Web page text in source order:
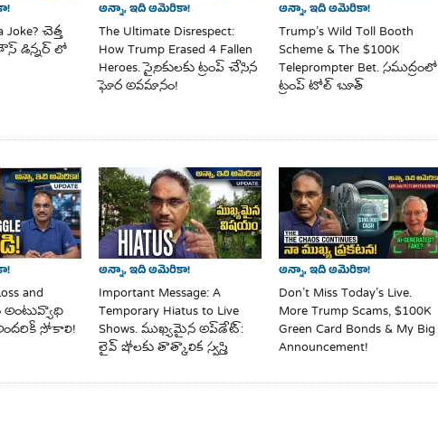
చెత్త
డిన్నర్ లో
అన్నా, ఇది అమెరికా!
The Ultimate Disrespect:
How Trump Erased 4 Fallen
Heroes. సైనికులకు ట్రంప్ చేసిన
ఘోర అవమానం!
అన్నా, ఇది అమెరికా!
Trump’s Wild Toll Booth
Scheme & The $100K
Teleprompter Bet. సముద్రంలో
ట్రంప్ టోల్ బూత్
and
అంటువ్యాధి
సోకాలి!
అన్నా, ఇది అమెరికా!
Important Message: A
Temporary Hiatus to Live
Shows. ముఖ్యమైన అప్‌డేట్:
లైవ్ షోలకు తాత్కాలిక స్వస్తి
అన్నా, ఇది అమెరికా!
Don’t Miss Today’s Live.
More Trump Scams, $100K
Green Card Bonds & My Big
Announcement!